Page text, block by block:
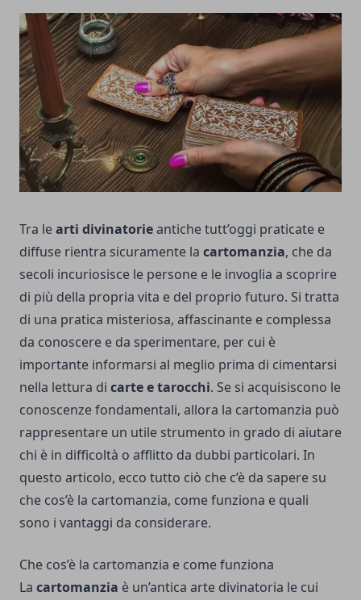
Tra learti divinatorieantiche tutt’oggi praticate e
diffuse rientra sicuramente la cartomanzia, che da
secoli incuriosisce le persone e le invoglia a scoprire
di più della propria vita e del proprio futuro. Si tratta
di una pratica misteriosa, affascinante e complessa
da conoscere e da sperimentare, per cui è
importante informarsi al meglio prima di cimentarsi
nella lettura di carte e tarocchi. Se si acquisiscono le
conoscenze fondamentali, allora la cartomanzia può
rappresentare un utile strumento in grado di aiutare
chi è in difficoltà o afflitto da dubbi particolari. In
questo articolo, ecco tutto ciò che c’è da sapere su
che cos’è la cartomanzia, come funziona e quali
sono i vantaggi da considerare.
Che cos’è la cartomanzia e come funziona
La cartomanzia è un’antica arte divinatoria le cui